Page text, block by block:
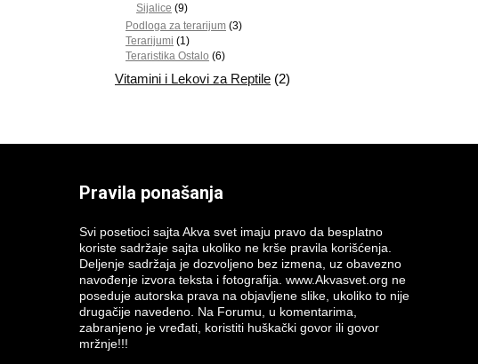
Sijalice (9)
Podloga za terarijum (3)
Terarijumi (1)
Teraristika Ostalo (6)
Vitamini i Lekovi za Reptile (2)
Pravila ponašanja
Svi posetioci sajta Akva svet imaju pravo da besplatno
koriste sadržaje sajta ukoliko ne krše pravila korišćenja.
Deljenje sadržaja je dozvoljeno bez izmena, uz obavezno
navođenje izvora teksta i fotografija. www.Akvasvet.org ne
poseduje autorska prava na objavljene slike, ukoliko to nije
drugačije navedeno. Na Forumu, u komentarima,
zabranjeno je vređati, koristiti huškački govor ili govor
mržnje!!!